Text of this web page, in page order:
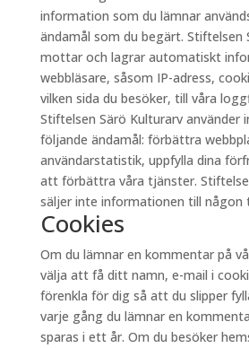
information som du lämnar
ändamål som du begärt. Stiftelsen
mottar och lagrar automatiskt
webbläsare, såsom IP-adress,
vilken sida du besöker, till våra
Stiftelsen Särö Kulturarv använder
följande ändamål: förbättra
användarstatistik, uppfylla dina
att förbättra våra tjänster.
säljer inte informationen till någon
Cookies
Om du lämnar en kommentar på
välja att få ditt namn, e-mail i
förenkla för dig så att du slipper
varje gång du lämnar en
sparas i ett år. Om du besöker